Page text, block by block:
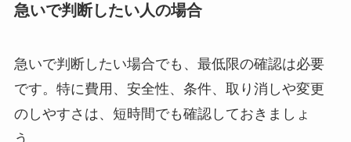
急いで判断したい人の場合
急いで判断したい場合でも、最低限の確認は必要
です。特に費用、安全性、条件、取り消しや変更
のしやすさは、短時間でも確認しておきましょ
う。